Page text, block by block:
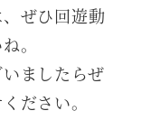
ぜひ回遊動
。
ましたらぜ
ださい。